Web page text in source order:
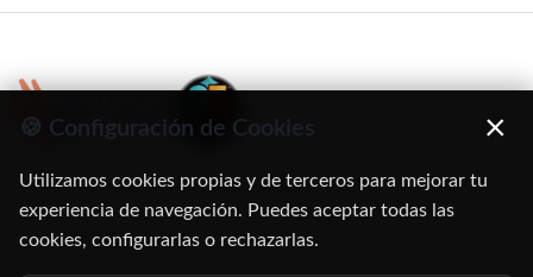
C/ Oruro, 11. 28016 Madrid
91 345 06 26
🍪 Configuración de Cookies ×
Utilizamos cookies propias y de terceros para mejorar tu
experiencia de navegación. Puedes aceptar todas las
cookies, configurarlas o rechazarlas.